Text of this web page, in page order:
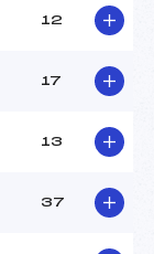
84.1000
U16
12
17
13
37